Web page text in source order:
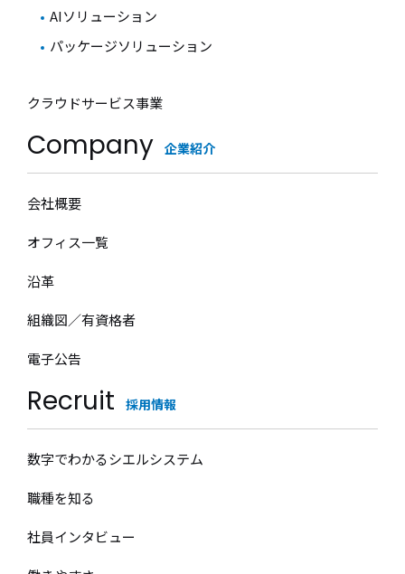
個人情報を取得する項目は、全て本人によってご
提供いただくものです。
記載の諸手続又は処理に支障が生じる可能性があ
ります。
■本人が容易に知覚できない方法による個人情報
の取得
当ウェブサイトでは、より快適にご利用して頂く
しております。
クッキー（Cookie）はホームページにアクセスし
ているご利用者様のコンピューターにサーバーの
情報を格納する仕組みです。
クッキー（Cookie）はご利用者様のコンピュー
ターを識別することはできますが、個人情報（お
AIソリューション
パッケージソリューション
クラウドサービス事業
Company 企業紹介
会社概要
オフィス一覧
沿革
組織図／有資格者
電子公告
Recruit 採用情報
数字でわかるシエルシステム
職種を知る
社員インタビュー